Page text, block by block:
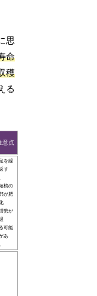
思
命
穫
る
意点
を繰
す
梢の
が肥
勢が
可能
あ